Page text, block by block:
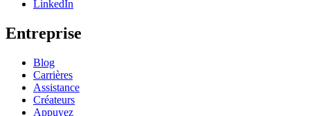
LinkedIn
Entreprise
Blog
Carrières
Assistance
Créateurs
Appuyez